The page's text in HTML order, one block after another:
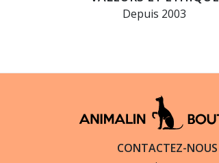
Depuis 2003
CONTACTEZ-NOUS